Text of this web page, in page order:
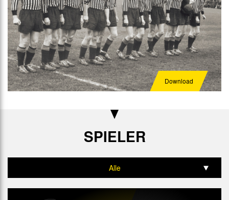
Download
SPIELER
Alle
Tor